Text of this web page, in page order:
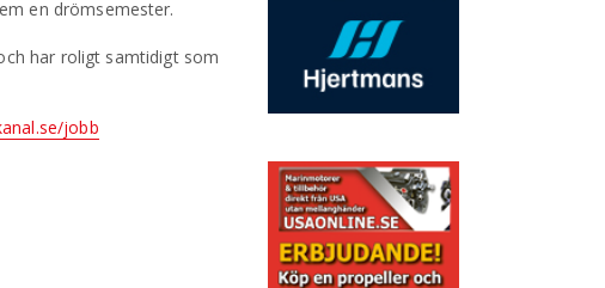
en drömsemester.
har roligt samtidigt som
jobb